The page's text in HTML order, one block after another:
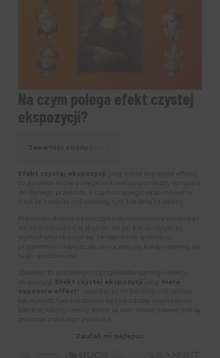
Na czym polega efekt czystej
ekspozycji?
Zawartość strony
Efekt czystej ekspozycji (ang. mere exposure effect)
to zjawisko, które polega na korelacji pomiędzy sympatią
do danego przekazu, a częstością jego eksponowania.
Czyli im częściej coś widzimy, tym bardziej to lubimy.
Prawdopodobnie na początku słyszałeś nową piosenkę i
nie interesowała Cię zbytnio, ale po kilkukrotnym jej
wysłuchaniu okazuje się, że naprawdę sprawia ci
przyjemność i łapiesz się na nuceniu jej, kiedy najmniej się
tego spodziewasz.
Zjawisko to jest jednym z przykładów samego efektu
ekspozycji. Efekt czystej ekspozycji (ang. mere
exposure effect )- zasadniczo im bardziej coś widzisz
lub słyszysz, tym bardziej ci się to podoba. Innymi słowy,
bardziej lubimy rzeczy, które są nam znane (nawet jeśli są
znajome z błahego powodu).
Zaufali mi najlepsi: